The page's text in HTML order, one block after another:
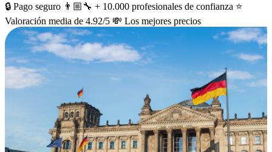
🔒 Pago seguro 👨🏼‍🔧 + 10.000 profesionales de confianza ⭐️
Valoración media de 4.92/5 💸 Los mejores precios